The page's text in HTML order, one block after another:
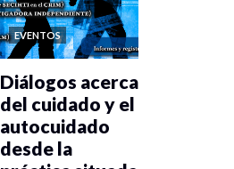
EVENTOS
Diálogos acerca
del cuidado y el
autocuidado
desde la